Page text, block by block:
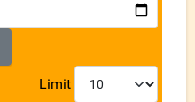
Limit